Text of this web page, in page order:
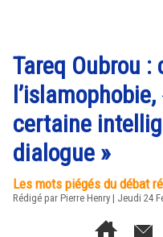
Tareq Oubrou :
certaine
dialogue »
Les mots piégés du débat
Rédigé par Pierre Henry | Jeudi 24